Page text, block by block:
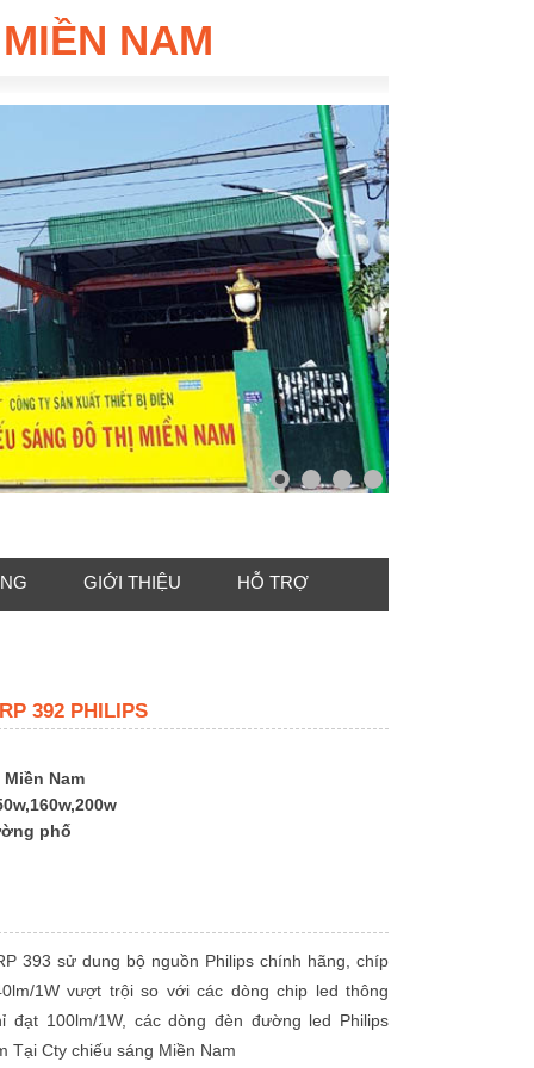
NAM
GIỚI THIỆU HỖ TRỢ
392 PHILIPS
Nam
phố
393 sử dung bộ nguồn Philips chính hãng, chíp
1W vượt trội so với các dòng chip led thông
đạt 100lm/1W, các dòng đèn đường led Philips
Tại Cty chiếu sáng Miền Nam